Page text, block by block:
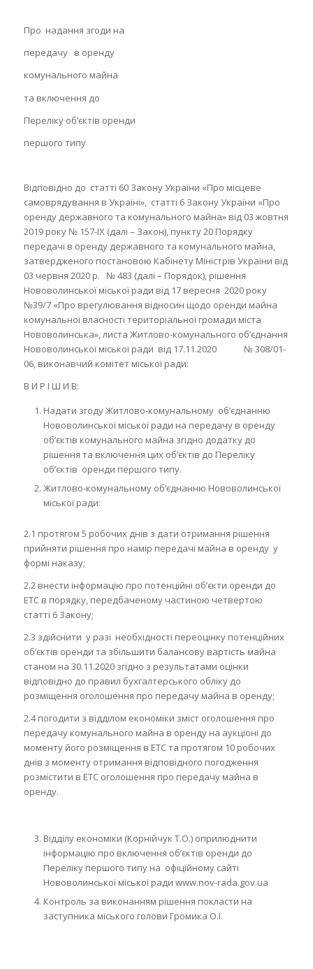
Про надання згоди на
передачу в оренду
комунального майна
та включення до
Переліку об’єктів оренди
першого типу
Відповідно до статті 60 Закону України «Про місцеве
самоврядування в Україні», статті 6 Закону України «Про
оренду державного та комунального майна» від 03 жовтня
2019 року № 157-IX (далі – Закон), пункту 20 Порядку
передачі в оренду державного та комунального майна,
затвердженого постановою Кабінету Міністрів України від
03 червня 2020 р. № 483 (далі – Порядок), рішення
Нововолинської міської ради від 17 вересня 2020 року
№39/7 «Про врегулювання відносин щодо оренди майна
комунальної власності територіальної громади міста
Нововолинська», листа Житлово-комунального об’єднання
Нововолинської міської ради від 17.11.2020 № 308/01-
06, виконавчий комітет міської ради:
В И Р І Ш И В:
Надати згоду Житлово-комунальному об’єднанню
Нововолинської міської ради на передачу в оренду
об’єктів комунального майна згідно додатку до
рішення та включення цих об’єктів до Переліку
об’єктів оренди першого типу.
Житлово-комунальному об’єднанню Нововолинської
міської ради:
2.1 протягом 5 робочих днів з дати отримання рішення
прийняти рішення про намір передачі майна в оренду у
формі наказу;
2.2 внести інформацію про потенційні об’єкти оренди до
ЕТС в порядку, передбаченому частиною четвертою
статті 6 Закону;
2.3 здійснити у разі необхідності переоцінку потенційних
об’єктів оренди та збільшити балансову вартість майна
станом на 30.11.2020 згідно з результатами оцінки
відповідно до правил бухгалтерського обліку до
розміщення оголошення про передачу майна в оренду;
2.4 погодити з відділом економіки зміст оголошення про
передачу комунального майна в оренду на аукціоні до
моменту його розміщення в ЕТС та протягом 10 робочих
днів з моменту отримання відповідного погодження
розмістити в ЕТС оголошення про передачу майна в
оренду.
Відділу економіки (Корнійчук Т.О.) оприлюднити
інформацію про включення об’єктів оренди до
Переліку першого типу на офіційному сайті
Нововолинської міської ради www.nov-rada.gov.ua
Контроль за виконанням рішення покласти на
заступника міського голови Громика О.І.